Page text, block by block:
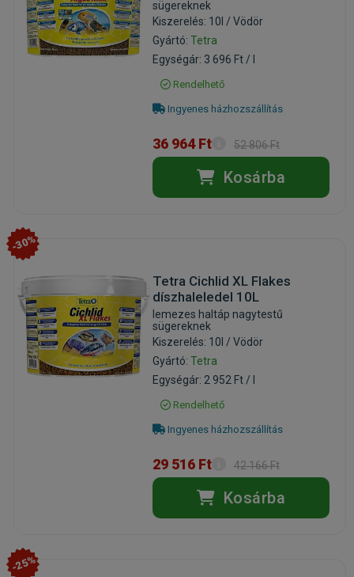
sügereknek
Kiszerelés: 10l / Vödör
Gyártó: Tetra
Egységár: 3 696 Ft / l
Rendelhető
Ingyenes házhozszállítás
36 964 Ft 52 806 Ft
Kosárba
-30%
Tetra Cichlid XL Flakes
díszhaleledel 10L
lemezes haltáp nagytestű
sügereknek
Kiszerelés: 10l / Vödör
Gyártó: Tetra
Egységár: 2 952 Ft / l
Rendelhető
Ingyenes házhozszállítás
29 516 Ft 42 166 Ft
Kosárba
-25%